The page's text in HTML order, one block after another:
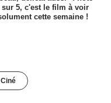
sur 5, c'est le film à voir
cette semaine !